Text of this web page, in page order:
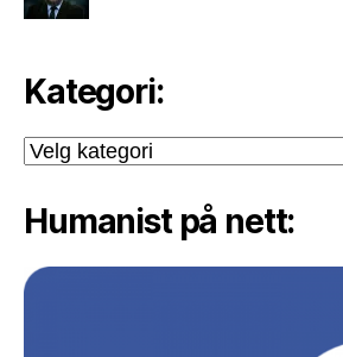
Kategori:
Kategori:
Humanist på nett: